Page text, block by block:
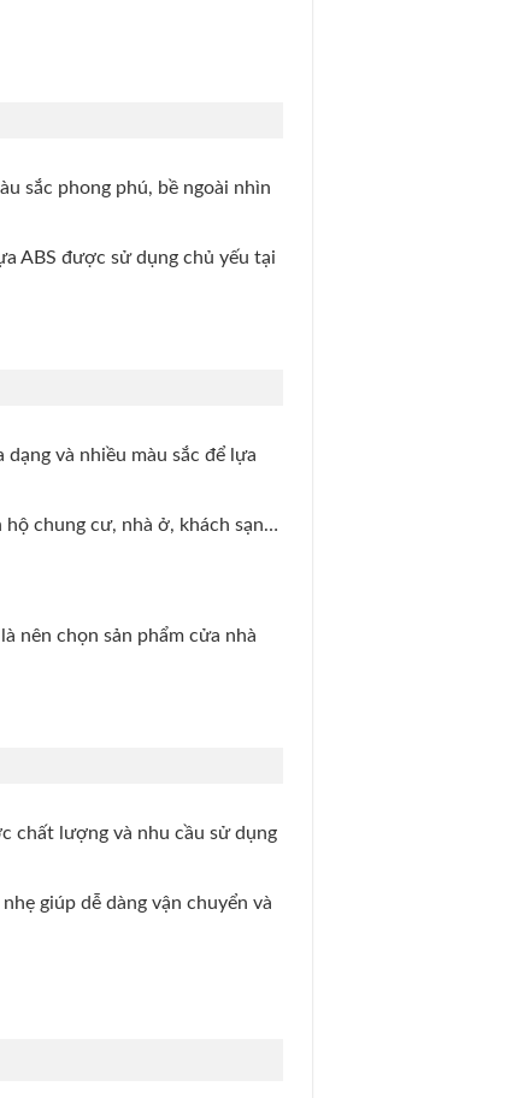
sắc phong phú, bề ngoài nhìn
ABS được sử dụng chủ yếu tại
và nhiều màu sắc để lựa
chung cư, nhà ở, khách sạn…
nên chọn sản phẩm cửa nhà
chất lượng và nhu cầu sử dụng
giúp dễ dàng vận chuyển và